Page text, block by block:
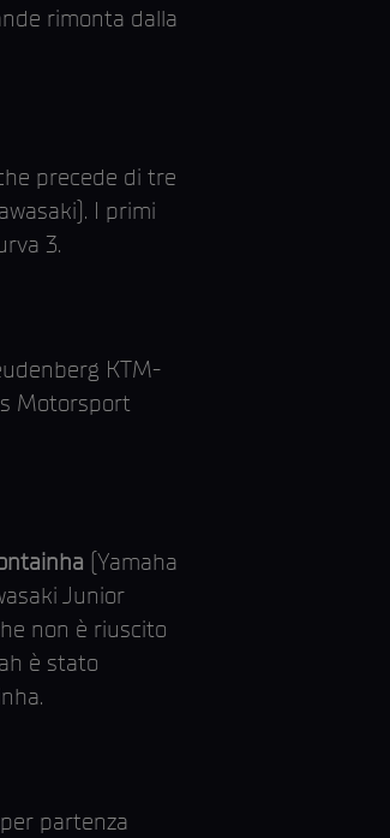
rimonta dalla
precede di tre
I primi
3.
KTM-
Motorsport
(Yamaha
Junior
non è riuscito
è stato
partenza